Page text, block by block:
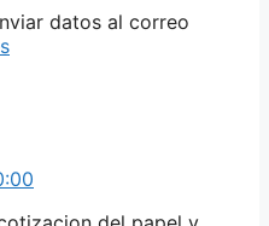
datos al correo